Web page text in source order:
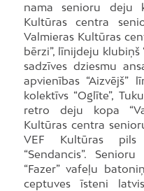
nama senioru deju
Kultūras centra
Valmieras Kultūras
bērzi”, līnijdeju klubiņš
sadzīves dziesmu
apvienības
kolektīvs “Oglīte”,
retro deju kopa
Kultūras centra
VEF Kultūras
“Sendancis”.
“Fazer” vafeļu
ceptuves īsteni